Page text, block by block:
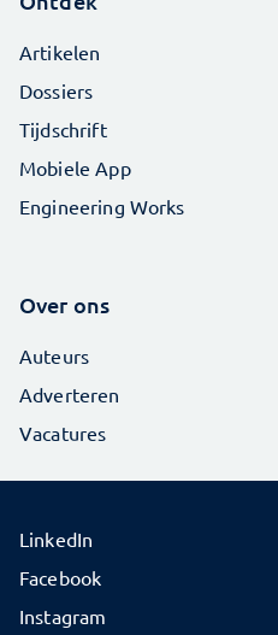
Artikelen
Dossiers
Tijdschrift
Mobiele App
Engineering Works
Over ons
Auteurs
Adverteren
Vacatures
LinkedIn
Facebook
Instagram